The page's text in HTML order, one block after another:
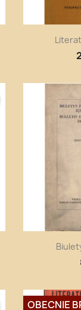


OBECNIE